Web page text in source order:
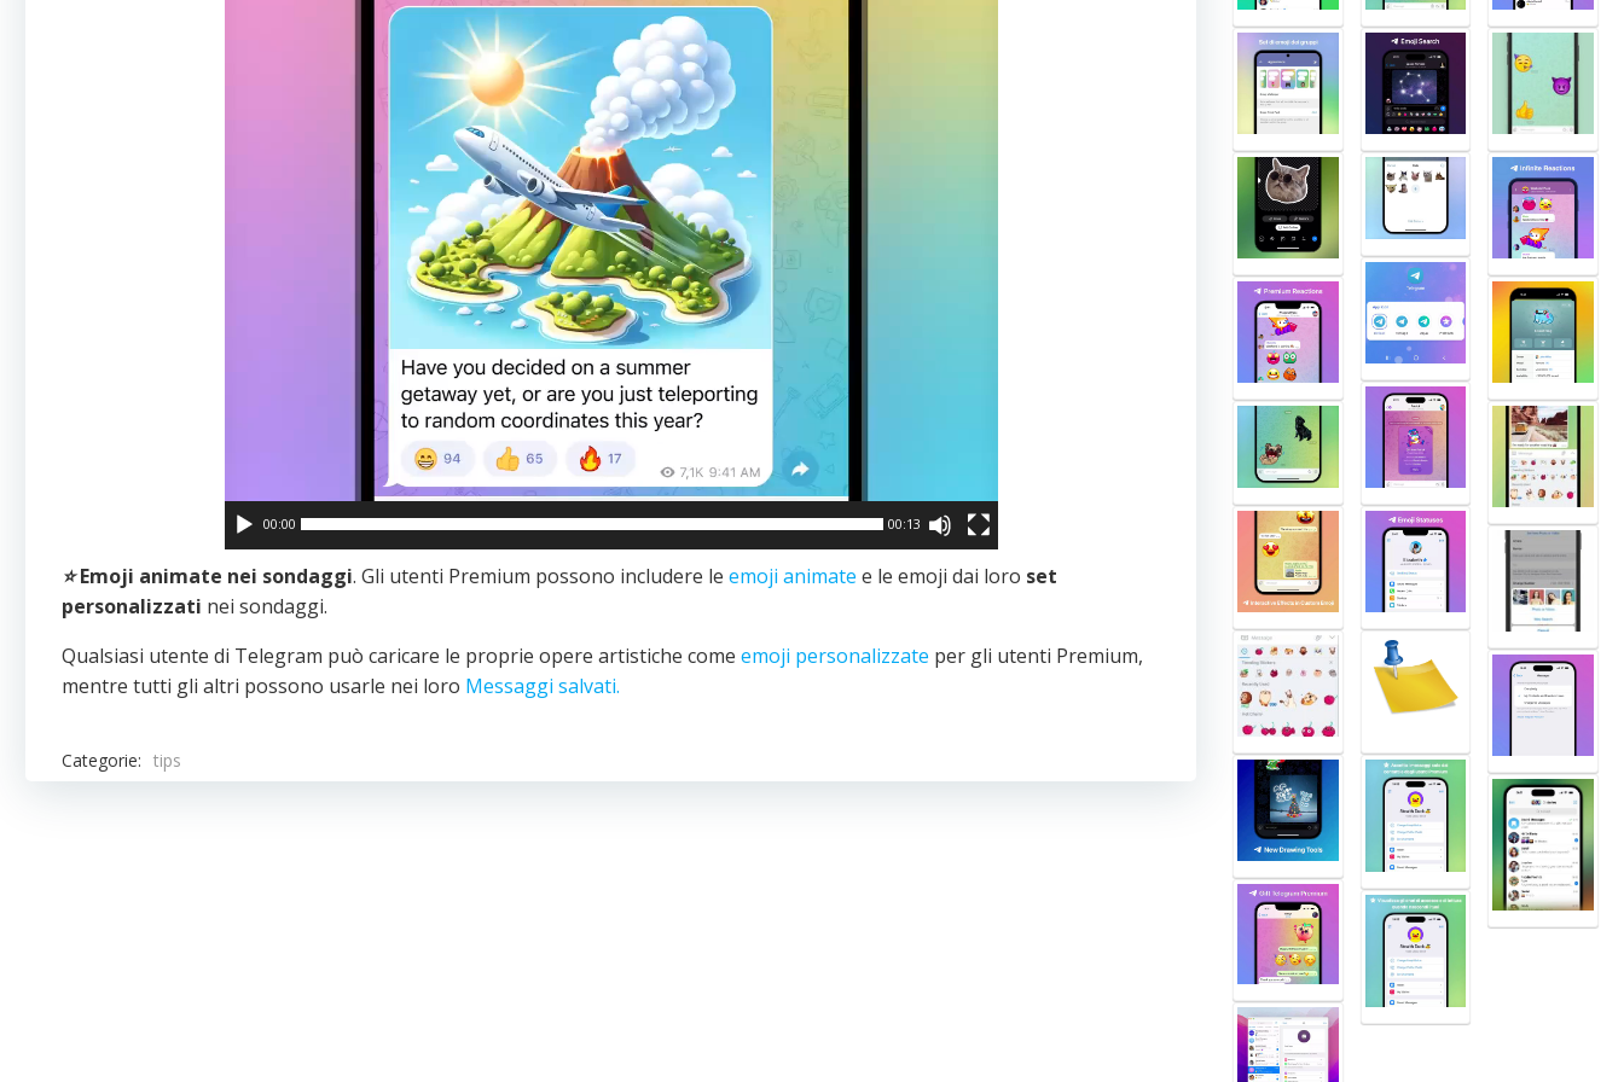
00:00 00:13
⭐️ Emoji animate nei sondaggi. Gli utenti Premium possono includere le emoji animate e le emoji dai loro set
personalizzati nei sondaggi.
Qualsiasi utente di Telegram può caricare le proprie opere artistiche come emoji personalizzate per gli utenti Premium,
mentre tutti gli altri possono usarle nei loro Messaggi salvati.
Categorie: tips